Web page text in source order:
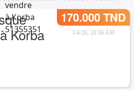
Korba
170.000 TND
1/4/26, 10:56 AM